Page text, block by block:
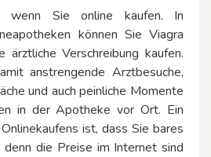
wenn Sie online kaufen. In
können Sie Viagra
ärztliche Verschreibung kaufen.
anstrengende Arztbesuche,
und auch peinliche Momente
in der Apotheke vor Ort. Ein
ist, dass Sie bares
denn die Preise im Internet sind